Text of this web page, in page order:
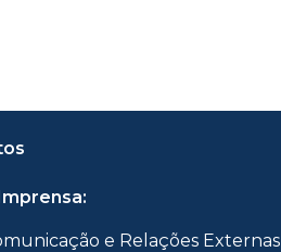
e Relações Externas